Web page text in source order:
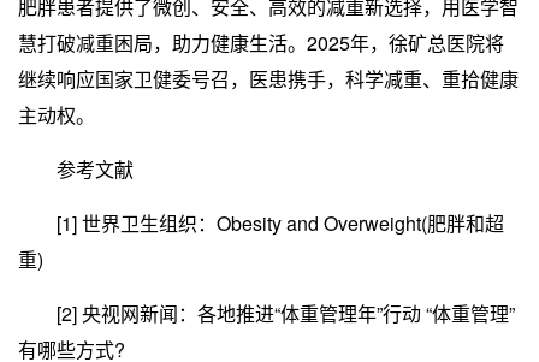
肥胖患者提供了微创、安全、高效的减重新选择，用医学智
慧打破减重困局，助力健康生活。2025年，徐矿总医院将
继续响应国家卫健委号召，医患携手，科学减重、重拾健康
主动权。
参考文献
[1] 世界卫生组织：Obesity and Overweight(肥胖和超
重)
[2] 央视网新闻：各地推进“体重管理年”行动 “体重管理”
有哪些方式?